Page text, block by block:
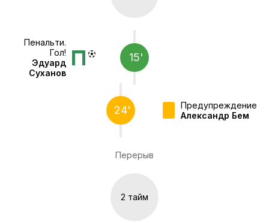
Пенальти.
Гол!
Эдуард
Суханов
15'
24'
Предупреждение
Александр Бем
Перерыв
2 тайм